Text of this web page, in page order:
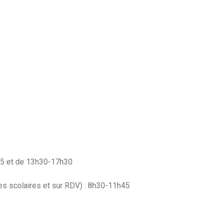
et de 13h30-17h30
scolaires et sur RDV) : 8h30-11h45